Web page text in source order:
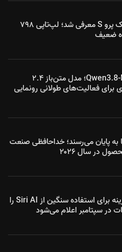
هواوی میت‌بوک پرو S معرفی شد؛ لپ‌تاپی ۷۹۸
ضعیف
علی‌بابا از Qwen3.8-Max؛ مدل متن‌باز ۲.۴
برای فعالیت‌های طولانی رونمایی
به پایان می‌رسند؛ خداحافظی صنعت
اپل دریافت هزینه برای استفاده سنگین از Siri AI را
در سپتامبر اعلام می‌شود